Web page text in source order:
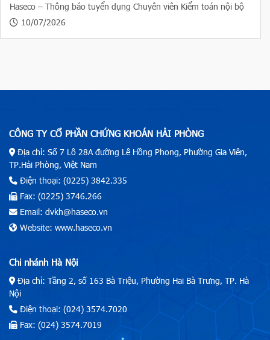
Haseco – Thông báo tuyển dụng Chuyên viên Kiểm toán nội bộ
10/07/2026
CÔNG TY CỔ PHẦN CHỨNG KHOÁN HẢI PHÒNG
Địa chỉ: Số 7 Lô 28A đường Lê Hồng Phong, Phường Gia Viên,
TP.Hải Phòng, Việt Nam
Điện thoại: (0225) 3842.335
Fax: (0225) 3746.266
Email: dvkh@haseco.vn
Website: www.haseco.vn
Chi nhánh Hà Nội
Địa chỉ: Tầng 2, số 163 Bà Triệu, Phường Hai Bà Trưng, TP. Hà
Nội
Điện thoại: (024) 3574.7020
Fax: (024) 3574.7019